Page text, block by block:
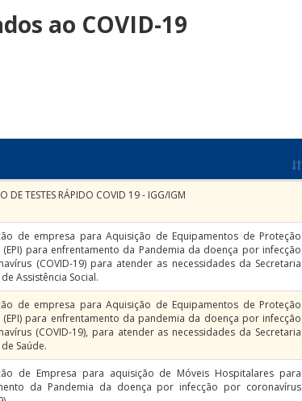
ao COVID-19
DE TESTES RÁPIDO COVID 19 - IGG/IGM
de empresa para Aquisição de Equipamentos de Proteção
(EPI) para enfrentamento da Pandemia da doença por infecção
(COVID-19) para atender as necessidades da Secretaria
Assistência Social.
de empresa para Aquisição de Equipamentos de Proteção
(EPI) para enfrentamento da pandemia da doença por infecção
(COVID-19), para atender as necessidades da Secretaria
Saúde.
de Empresa para aquisição de Móveis Hospitalares para
da Pandemia da doença por infecção por coronavírus